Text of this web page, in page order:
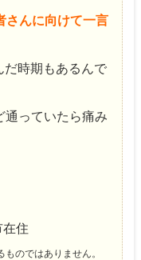
さんに向けて一言
だ時期もあるんで
通っていたら痛み
住
のではありません。